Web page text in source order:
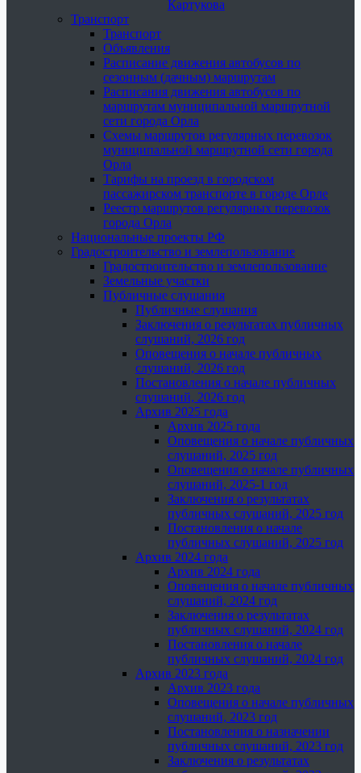
Картукова
Транспорт
Транспорт
Объявления
Расписание движения автобусов по
сезонным (дачным) маршрутам
Расписания движения автобусов по
маршрутам муниципальной маршрутной
сети города Орла
Схемы маршрутов регулярных перевозок
муниципальной маршрутной сети города
Орла
Тарифы на проезд в городском
пассажирском транспорте в городе Орле
Реестр маршрутов регулярных перевозок
города Орла
Национальные проекты РФ
Градостроительство и землепользование
Градостроительство и землепользование
Земельные участки
Публичные слушания
Публичные слушания
Заключения о результатах публичных
слушаний, 2026 год
Оповещения о начале публичных
слушаний, 2026 год
Постановления о начале публичных
слушаний, 2026 год
Архив 2025 года
Архив 2025 года
Оповещения о начале публичных
слушаний, 2025 год
Оповещения о начале публичных
слушаний, 2025-1 год
Заключения о результатах
публичных слушаний, 2025 год
Постановления о начале
публичных слушаний, 2025 год
Архив 2024 года
Архив 2024 года
Оповещения о начале публичных
слушаний, 2024 год
Заключения о результатах
публичных слушаний, 2024 год
Постановления о начале
публичных слушаний, 2024 год
Архив 2023 года
Архив 2023 года
Оповещения о начале публичных
слушаний, 2023 год
Постановления о назначении
публичных слушаний, 2023 год
Заключения о результатах